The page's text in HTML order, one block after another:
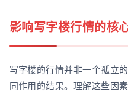
影响写字楼行情的核
写字楼的行情并非一个孤立
同作用的结果。理解这些因